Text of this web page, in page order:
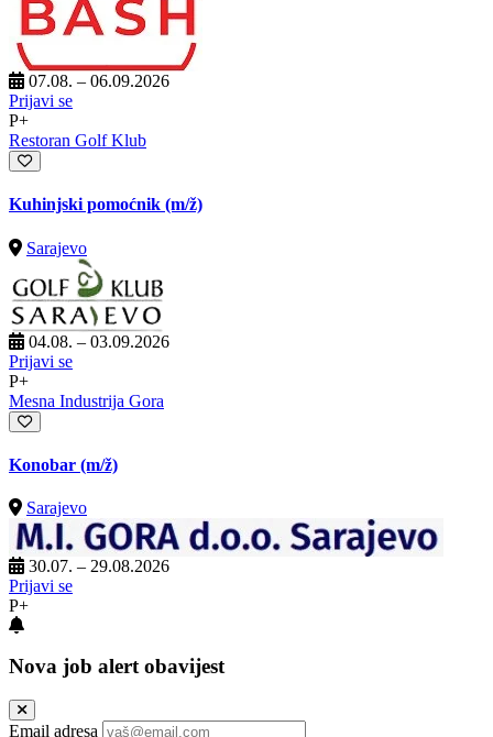
07.08. – 06.09.2026
Prijavi se
P+
Restoran Golf Klub
Kuhinjski pomoćnik (m/ž)
Sarajevo
04.08. – 03.09.2026
Prijavi se
P+
Mesna Industrija Gora
Konobar (m/ž)
Sarajevo
30.07. – 29.08.2026
Prijavi se
P+
Nova job alert obavijest
Email adresa